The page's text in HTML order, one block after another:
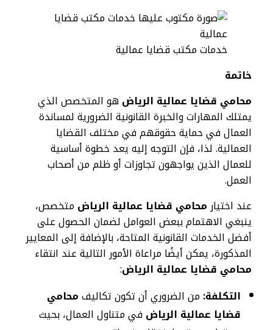
خدمات مكتب قضايا عمالية
خاتمة
محامي قضايا عمالية الرياضهو المتخصص الذي
يمتلك المهارات والخبرة القانونية الضرورية لمساندة
العمال في حماية حقوقهم في مختلف القضايا
العمالية. لذا، فإن التوجه إليه يعد خطوة أساسية
للعمال الذين يواجهون تجاوزات أو ظلم من أصحاب
العمل.
عند اختيارمحامي قضايا عمالية الرياض متخصص،
ينبغي الاهتمام ببعض العوامل لضمان الحصول على
أفضل الخدمات القانونية المتاحة، بالإضافة إلى المعايير
المذكورة، يمكن أيضًا مراعاة الأمور التالية عند انتقاء
محامي قضايا عمالية الرياض:
التكلفة: من الضروري أن تكون تكاليفمحامي
قضايا عمالية الرياضفي متناول العمال، بحيث